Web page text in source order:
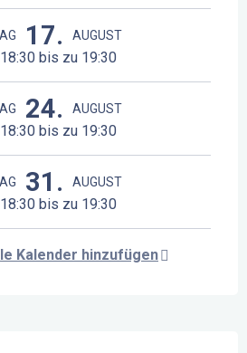
17. AUGUST
bis zu 19:30
24. AUGUST
bis zu 19:30
31. AUGUST
bis zu 19:30
Kalender hinzufügen